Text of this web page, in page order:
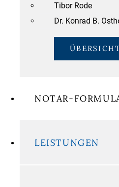
Tibor Rode
Dr. Konrad B.
NOTAR-
LEISTUNGEN